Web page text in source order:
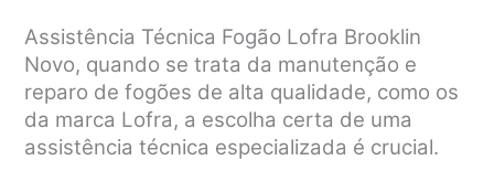
Assistência Técnica Fogão Lofra Brooklin
Novo, quando se trata da manutenção e
reparo de fogões de alta qualidade, como os
da marca Lofra, a escolha certa de uma
assistência técnica especializada é crucial.